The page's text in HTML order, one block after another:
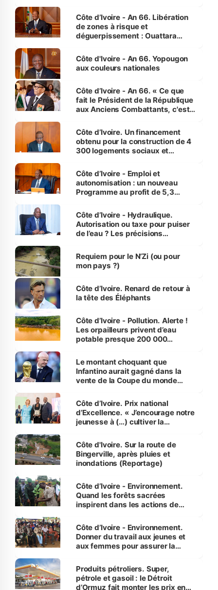
milieu des sinistrés
Côte d’Ivoire - An 66. Libération
de zones à risque et
déguerpissement : Ouattara
l'Etat de droit pour préserver les
vies humaines »
Côte d'Ivoire - An 66. Yopougon
aux couleurs nationales
Côte d’Ivoire - An 66. « Ce que
fait le Président de la République
aux Anciens Combattants, c'est
Côte d’Ivoire. Un financement
obtenu pour la construction de 4
300 logements sociaux et
et Yamoussoukro
Côte d’Ivoire - Emploi et
autonomisation : un nouveau
Programme au profit de 5,3
Côte d’Ivoire - Hydraulique.
Autorisation ou taxe pour puiser
de l’eau ? Les précisions
Requiem pour le N’Zi (ou pour
mon pays ?)
Côte d’Ivoire. Renard de retour à
la tête des Éléphants
Côte d’Ivoire - Pollution. Alerte !
Les orpailleurs privent d’eau
potable presque 200 000
Le montant choquant que
Infantino aurait gagné dans la
vente de la Coupe du monde
Côte d’Ivoire. Prix national
d’Excellence. « J’encourage notre
jeunesse à (…) cultiver la
(Alassane Ouattara
Côte d'Ivoire. Sur la route de
Bingerville, après pluies et
inondations (Reportage)
Côte d’Ivoire - Environnement.
Quand les forêts sacrées
inspirent dans les actions de
Côte d’Ivoire - Environnement.
Donner du travail aux jeunes et
aux femmes pour assurer la
menacées
Produits pétroliers. Super,
pétrole et gasoil : le Détroit
d’Ormuz fait monter les prix en